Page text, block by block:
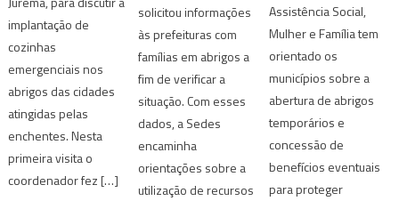
implantação de
cozinhas
emergenciais nos
abrigos das cidades
atingidas pelas
enchentes. Nesta
primeira visita o
coordenador fez […]
solicitou informações
às prefeituras com
famílias em abrigos a
fim de verificar a
situação. Com esses
dados, a Sedes
encaminha
orientações sobre a
utilização de recursos
Assistência Social,
Mulher e Família tem
orientado os
municípios sobre a
abertura de abrigos
temporários e
concessão de
benefícios eventuais
para proteger